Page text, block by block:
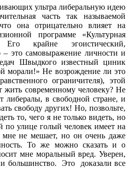
ультра либеральную идею
часть так называемой
она отрицательно влияет на
программе «Культурная
крайне эгоистический,
– это самовыражение личности и
Швыдкого известный циник
морали!» Не возрождение ли это
ограничителя), этой
жить современному человеку? Не
либералы, в свободной стране, и
свободу других! Но, позвольте,
то, чего я не только видеть, но
улице голый человек имеет на
не мешает, но он очень даже
То же можно сказать и о
мне моральный вред. Уверен,
большинство. Это доказали все